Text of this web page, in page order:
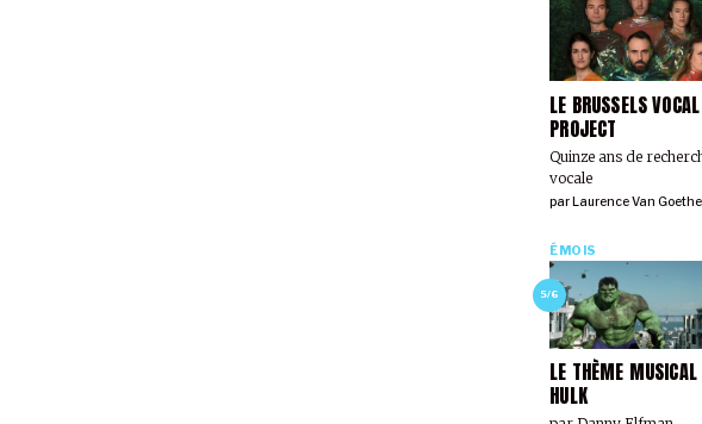
LE BRUSSELS VOCAL
PROJECT
Quinze ans de
vocale
parLaurence Van
5/6
LE THÈME MUSICAL
HULK
ÉMOIS